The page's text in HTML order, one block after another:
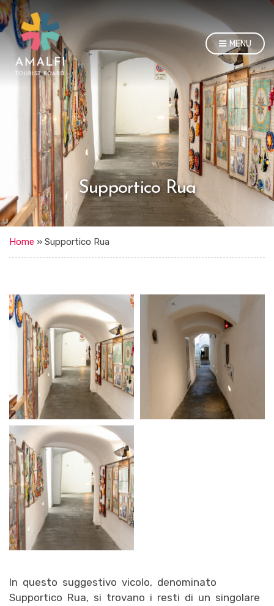
MENU
Supportico Rua
Home » Supportico Rua
In questo suggestivo vicolo, denominato
Supportico Rua, si trovano i resti di un singolare